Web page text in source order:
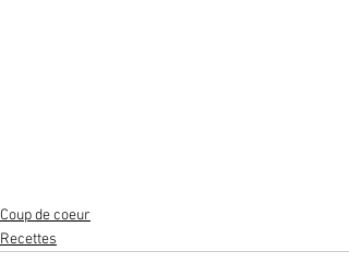
Coup de coeur
Recettes